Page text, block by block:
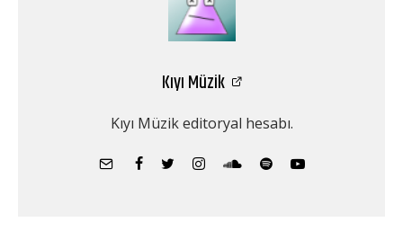
Kıyı Müzik
Kıyı Müzik editoryal hesabı.